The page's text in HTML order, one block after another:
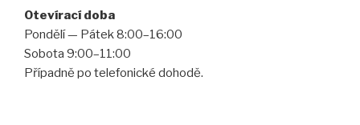
Otevírací doba
Pondělí — Pátek 8:00–16:00
Sobota 9:00–11:00
Případně po telefonické dohodě.